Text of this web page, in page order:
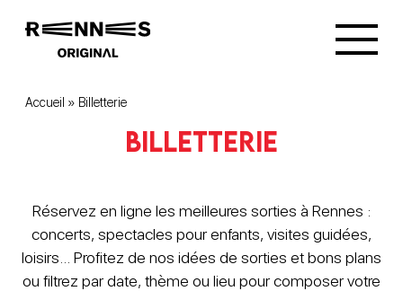
Accueil » Billetterie
Billetterie
Réservez en ligne les meilleures sorties à Rennes :
concerts, spectacles pour enfants, visites guidées,
loisirs… Profitez de nos idées de sorties et bons plans
ou filtrez par date, thème ou lieu pour composer votre